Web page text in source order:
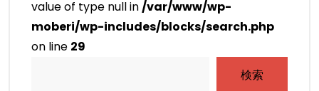
value of type null in/var/www/wp-
moberi/wp-includes/blocks/search.php
on line 29
検索